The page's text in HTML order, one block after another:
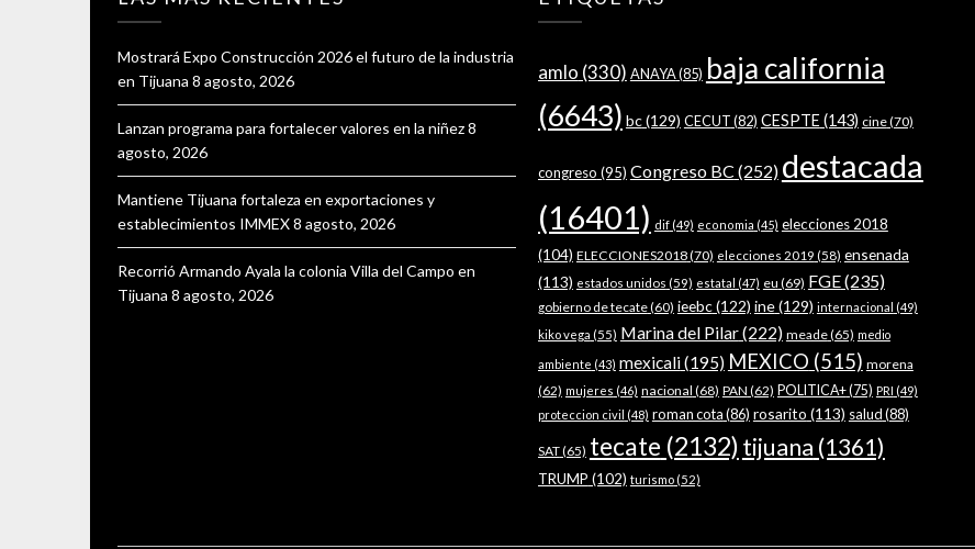
Mostrará Expo Construcción 2026 el futuro de la industria
en Tijuana 8 agosto, 2026
Lanzan programa para fortalecer valores en la niñez8
agosto, 2026
Mantiene Tijuana fortaleza en exportaciones y
establecimientos IMMEX8 agosto, 2026
Recorrió Armando Ayala la colonia Villa del Campo en
Tijuana 8 agosto, 2026
amlo (330) ANAYA(85) baja california
(6643) bc(129) CECUT(82) CESPTE (143) cine(70)
congreso (95) Congreso BC (252) destacada
(16401) dif(49) economia (45) elecciones 2018
(104) ELECCIONES2018(70) elecciones 2019 (58) ensenada
(113) estados unidos (59) estatal (47) eu (69) FGE(235)
gobierno de tecate(60) ieebc(122) ine(129) internacional (49)
kiko vega (55) Marina del Pilar(222) meade(65) medio
ambiente (43) mexicali(195) MEXICO (515) morena
(62) mujeres (46) nacional (68) PAN (62) POLITICA+(75) PRI (49)
proteccion civil (48) roman cota(86) rosarito (113) salud(88)
SAT(65) tecate (2132) tijuana (1361)
TRUMP (102) turismo(52)